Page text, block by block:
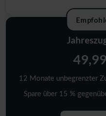
12 Monate unbegrenzter
Spare über 15 %